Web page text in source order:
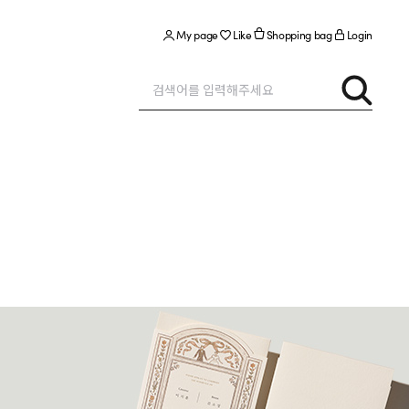
My page Like Shopping bag Login